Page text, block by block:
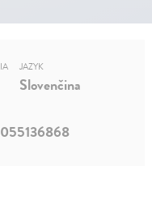
JAZYK
Slovenčina